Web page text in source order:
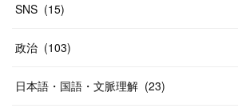
SNS (15)
政治 (103)
日本語・国語・文脈理解 (23)